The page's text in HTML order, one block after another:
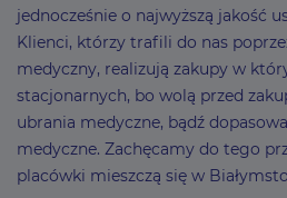
jednocześnie o najwyższą jakość
Klienci, którzy trafili do nas
medyczny, realizują zakupy w
stacjonarnych, bo wolą przed
ubrania medyczne, bądź
medyczne. Zachęcamy do tego
placówki mieszczą się w